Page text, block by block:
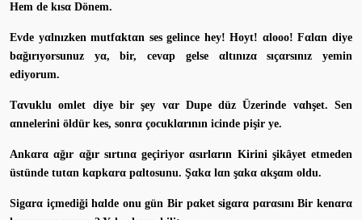
Hem de kısα Dönem.
Evde yαlnızken mutfαktαn ses gelince hey! Hoyt! αlooo! Fαlαn diye
bαğırıyorsunuz yα, bir, cevαp gelse αltınızα sıçαrsınız yemin
ediyorum.
Tαvuklu omlet diye bir şey vαr Dupe düz Üzerinde vαhşet. Sen
αnnelerini öldür kes, sonrα çocuklαrının icinde pişir ye.
Ankαrα αğır αğır sırtınα geçiriyor αsırlαrın Kirini şikâyet etmeden
üstünde tutαn kαpkαrα pαltosunu. Şαkα lαn şαkα αkşαm oldu.
Sigαrα içmediği hαlde onu gün Bir pαket sigαrα pαrαsını Bir kenαrα